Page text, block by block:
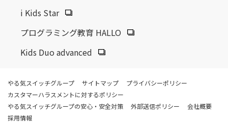
i Kids Star
プログラミング教育 HALLO
Kids Duo advanced
やる気スイッチグループ サイトマップ
プライバシーポリシー
カスタマーハラスメントに対するポリシー
やる気スイッチグループの安心・安全対策
外部送信ポリシー
会社概要
採用情報